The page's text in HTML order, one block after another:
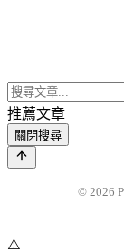
推薦文章
關閉搜尋
© 2026
⚠️